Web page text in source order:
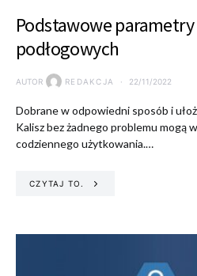
Podstawowe
podłogowych
AUTOR REDAKCJA 22/11/2022
Dobrane w odpowiedni sposób i
Kalisz bez żadnego problemu mogą
codziennego użytkowania.…
CZYTAJ TO.